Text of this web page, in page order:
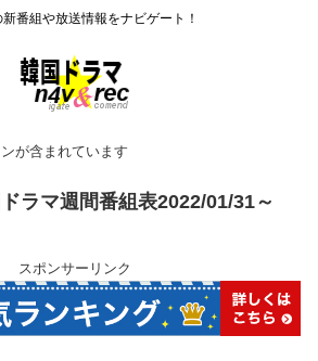
番組や放送情報をナビゲート！
が含まれています
ラマ週間番組表2022/01/31～
スポンサーリンク